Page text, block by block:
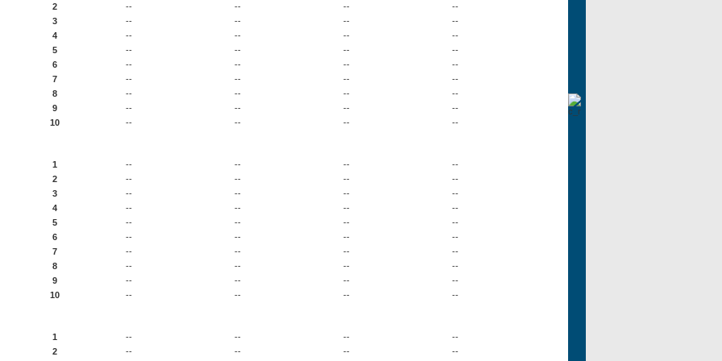
2
-- -- --
--
3
-- -- --
--
4
-- -- --
--
5
-- -- --
--
6
-- -- --
--
7
-- -- --
--
8
-- -- --
--
9
-- -- --
--
10
-- -- -- --
1 -- -- --
--
2
-- -- --
--
3
-- -- --
--
4
-- -- --
--
5
-- -- --
--
6
-- -- --
--
7
-- -- --
--
8
-- -- --
--
9
-- -- --
--
10
-- -- -- --
1 -- -- --
--
2
-- -- -- --